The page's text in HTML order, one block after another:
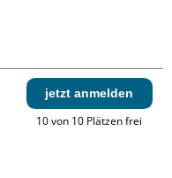
jetzt anmelden
10 von 10 Plätzen frei